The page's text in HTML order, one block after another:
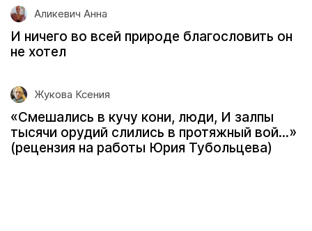
Аликевич Анна
И ничего во всей природе благословить он
не хотел
Жукова Ксения
«Смешались в кучу кони, люди, И залпы
тысячи орудий слились в протяжный вой...»
(рецензия на работы Юрия Тубольцева)